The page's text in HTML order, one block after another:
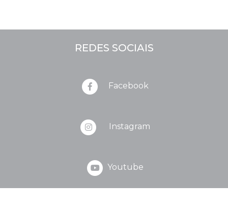
REDES SOCIAIS
Facebook
Instagram
Youtube